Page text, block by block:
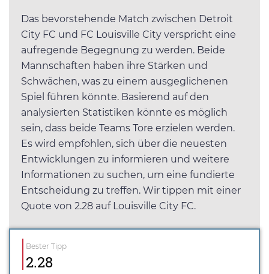
Das bevorstehende Match zwischen Detroit
City FC und FC Louisville City verspricht eine
aufregende Begegnung zu werden. Beide
Mannschaften haben ihre Stärken und
Schwächen, was zu einem ausgeglichenen
Spiel führen könnte. Basierend auf den
analysierten Statistiken könnte es möglich
sein, dass beide Teams Tore erzielen werden.
Es wird empfohlen, sich über die neuesten
Entwicklungen zu informieren und weitere
Informationen zu suchen, um eine fundierte
Entscheidung zu treffen. Wir tippen mit einer
Quote von 2.28 auf Louisville City FC.
Bester Tipp
2.28